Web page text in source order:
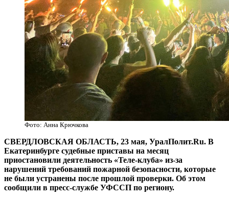
Фото: Анна Крючкова
СВЕРДЛОВСКАЯ ОБЛАСТЬ, 23 мая, УралПолит.Ru. В
Екатеринбурге судебные приставы на месяц
приостановили деятельность «Теле-клуба» из-за
нарушений требований пожарной безопасности, которые
не были устранены после прошлой проверки. Об этом
сообщили в пресс-службе УФССП по региону.